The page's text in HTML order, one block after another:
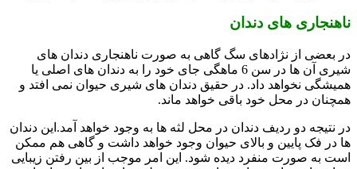
ناهنجاری های دندان
در بعضی از نژادهای سگ گاهی به صورت ناهنجاری دندان های
شیری آن ها در سن 6 ماهگی جای خود را به دندان های اصلی یا
همیشگی نخواهد داد. در حقیق دندان های شیری حیوان نمی افتد و
همچنان در محل خود باقی خواهد ماند.
در نتیجه دو ردیف دندان در محل لثه ها به وجود خواهد آمد.این دندان
ها در فک پایین و بالای حیوان وجود خواهد داشت و گاهی هم ممکن
است به صورت منفرد دیده شود. این امر موجب از بین رفتن زیبایی